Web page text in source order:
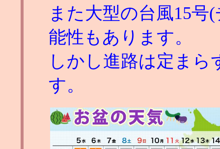
また大型の台風15
能性もあります。
しかし進路は定ま
す。